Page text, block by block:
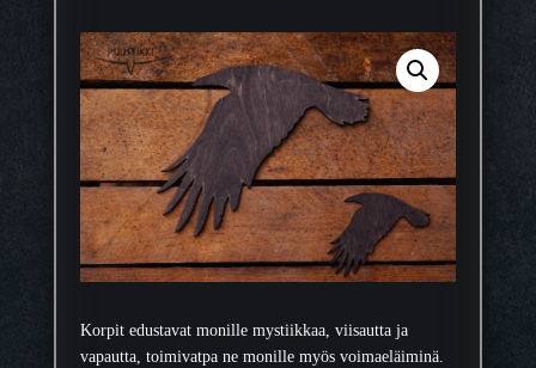
Korpit edustavat monille mystiikkaa, viisautta ja
vapautta, toimivatpa ne monille myös voimaeläiminä.